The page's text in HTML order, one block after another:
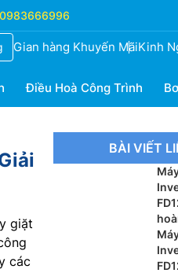
Gian hàng Khuyến MãiKinh
Điều Hoà Công Trình
giặt
các
BÀI VIẾT